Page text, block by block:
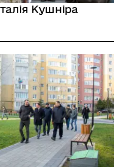
Кушніра